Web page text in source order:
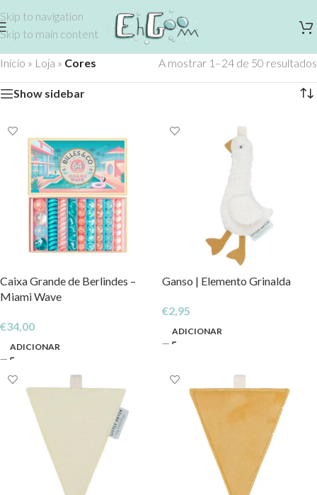
Skip to navigation
Skip to main content
Início » Loja » Cores A mostrar 1–24 de 50 resultados
Show sidebar
Caixa Grande de Berlindes –
Miami Wave
€34,00
ADICIONAR
Ganso | Elemento Grinalda
€2,95
ADICIONAR